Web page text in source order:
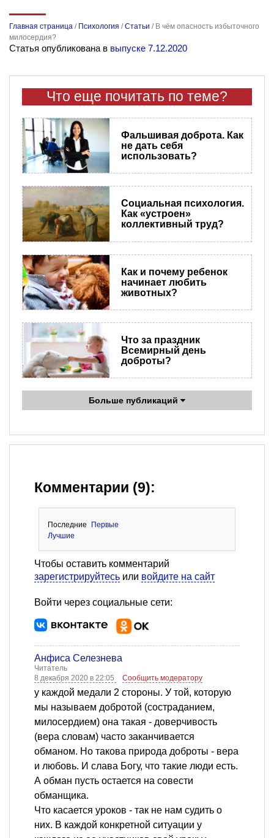
Главная страница / Психология /Статьи / В чём опасность избыточного
милосердия?
Статья опубликована в выпуске 7.12.2020
Что еще почитать по теме?
Фальшивая доброта. Как
не дать себя
использовать?
Социальная психология.
Как «устроен»
коллективный труд?
Как и почему ребенок
начинает любить
животных?
Что за праздник
Всемирный день
доброты?
Больше публикаций
Комментарии (9):
Последние
Первые
Лучшие
Чтобы оставить комментарий
зарегистрируйтесь или войдите на сайт
Войти через социальные сети:
Анфиса Селезнева
Читатель
8 декабря 2020 в 22:05
Сообщить модератору
у каждой медали 2 стороны. У той, которую
мы называем добротой (состраданием,
милосердием) она такая - доверчивость
(вера словам) часто заканчивается
обманом. Но такова природа доброты - вера
и любовь. И слава Богу, что такие люди есть.
А обман пусть остается на совести
обманщика.
Что касается уроков - так не нам судить о
них. В каждой конкретной ситуации у